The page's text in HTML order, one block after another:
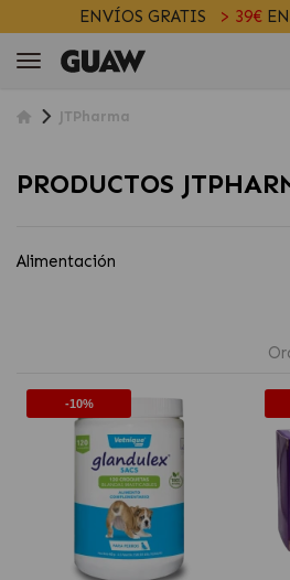
ENVÍOS GRATIS > 39€EN
JTPharma
PRODUCTOS
Alimentación
-10%